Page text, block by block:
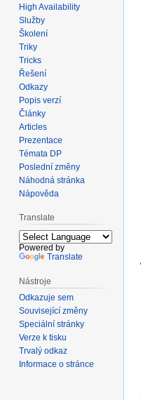
High Availability
Služby
Školení
Triky
Tricks
Řešení
Odkazy
Popis verzí
Články
Articles
Prezentace
Témata DP
Poslední změny
Náhodná stránka
Nápověda
Translate
Powered by
Translate
Nástroje
Odkazuje sem
Související změny
Speciální stránky
Verze k tisku
Trvalý odkaz
Informace o stránce